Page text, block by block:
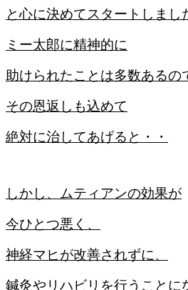
と心に決めてスタートしまし
ミー太郎に精神的に
助けられたことは多数あるの
その恩返しも込めて
絶対に治してあげると・・
しかし、ムティアンの効果が
今ひとつ悪く、
神経マヒが改善されずに、
鍼灸やリハビリを行うことに